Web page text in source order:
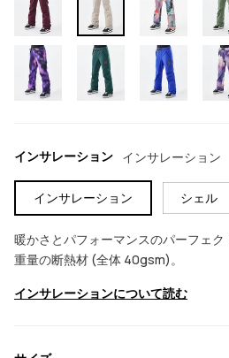
インサレーション インサレーション
インサレーション シェル
暖かさとパフォーマンスのパーフェ
重量の断熱材 (全体 40gsm)。
インサレーションについて読む